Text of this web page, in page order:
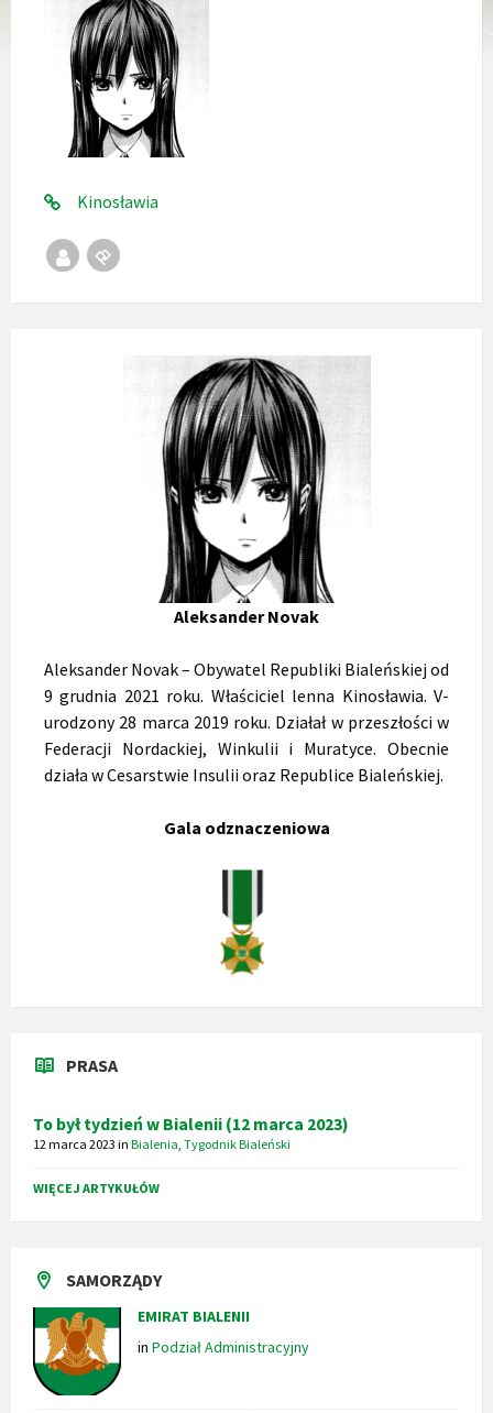
Kinosławia
RepublikaStempel
Aleksander Novak
Aleksander Novak – Obywatel Republiki Bialeńskiej od
9 grudnia 2021 roku. Właściciel lenna Kinosławia. V-
urodzony 28 marca 2019 roku. Działał w przeszłości w
Federacji Nordackiej, Winkulii i Muratyce. Obecnie
działa w Cesarstwie Insulii oraz Republice Bialeńskiej.
Gala odznaczeniowa
PRASA
To był tydzień w Bialenii (12 marca 2023)
12 marca 2023 in Bialenia Tygodnik Bialeński
WIĘCEJ ARTYKUŁÓW
SAMORZĄDY
EMIRAT BIALENII
in Podział Administracyjny